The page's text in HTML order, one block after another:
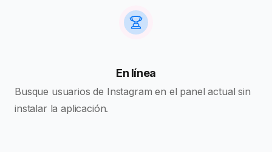
En línea
Busque usuarios de Instagram en el panel actual sin
instalar la aplicación.